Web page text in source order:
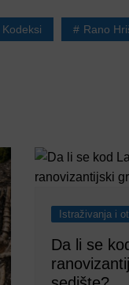
Rano
Istraživanja i
Da li se